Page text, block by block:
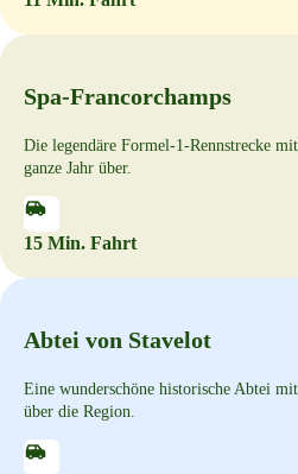
Spa-Francorchamps
Die legendäre Formel-1-Rennstrecke
ganze Jahr über.
15 Min. Fahrt
Abtei von Stavelot
Eine wunderschöne historische Abtei
über die Region.